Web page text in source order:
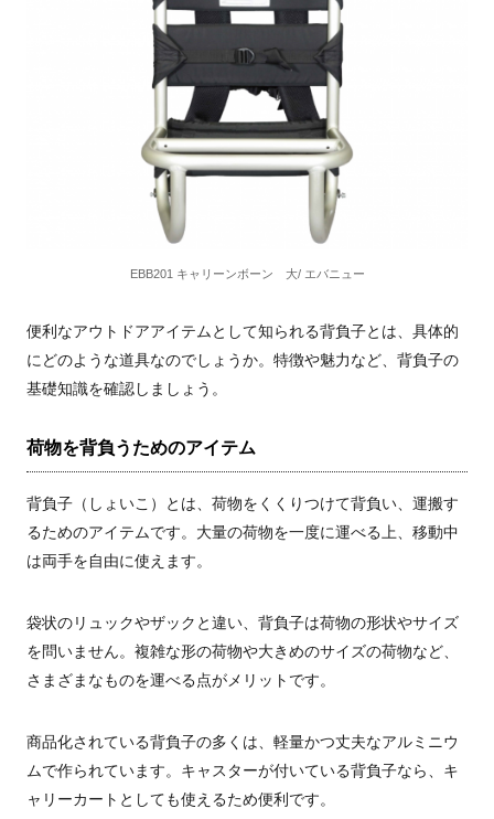
EBB201 キャリーンボーン 大/ エバニュー
便利なアウトドアアイテムとして知られる背負子とは、具体的
にどのような道具なのでしょうか。特徴や魅力など、背負子の
基礎知識を確認しましょう。
荷物を背負うためのアイテム
背負子（しょいこ）とは、荷物をくくりつけて背負い、運搬す
るためのアイテムです。大量の荷物を一度に運べる上、移動中
は両手を自由に使えます。
袋状のリュックやザックと違い、背負子は荷物の形状やサイズ
を問いません。複雑な形の荷物や大きめのサイズの荷物など、
さまざまなものを運べる点がメリットです。
商品化されている背負子の多くは、軽量かつ丈夫なアルミニウ
ムで作られています。キャスターが付いている背負子なら、キ
ャリーカートとしても使えるため便利です。